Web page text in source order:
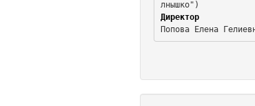
Директор
Попова Елена